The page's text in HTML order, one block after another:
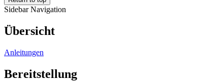
Sidebar Navigation
Übersicht
Anleitungen
Bereitstellung